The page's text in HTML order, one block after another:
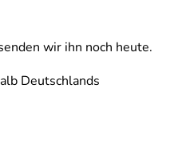
wir ihn noch heute.
Deutschlands